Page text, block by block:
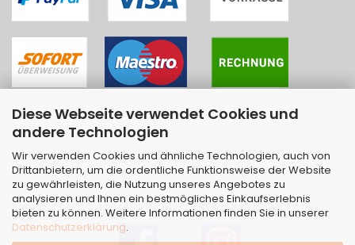
Diese Webseite verwendet Cookies und
andere Technologien
Wir verwenden Cookies und ähnliche Technologien, auch von
Drittanbietern, um die ordentliche Funktionsweise der Website
zu gewährleisten, die Nutzung unseres Angebotes zu
analysieren und Ihnen ein bestmögliches Einkaufserlebnis
bieten zu können. Weitere Informationen finden Sie in unserer
Datenschutzerklärung.